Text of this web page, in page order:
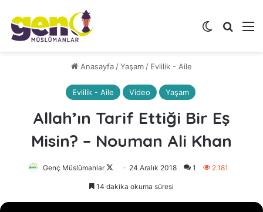
Dış
Anasayfa /Yaşam / Evlilik - Aile
Evlilik - Aile Video Yaşam
Allah’ın Tarif Ettiği Bir Eş
Misin? – Nouman Ali Khan
Genç Müslümanlar
Follow
on
24 Aralık 2018 1 2.181
14 dakika okuma süresi